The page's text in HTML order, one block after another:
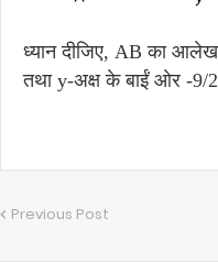
ध्यान दीजिए, AB का
तथा y-अक्ष के बाईं ओर -9/
Previous Post